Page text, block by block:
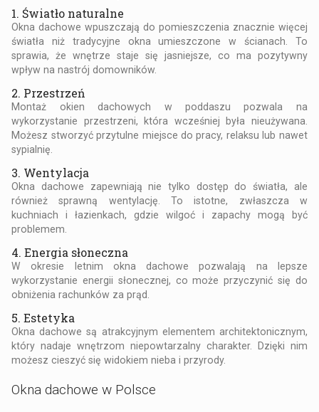
1. Światło naturalne
Okna dachowe wpuszczają do pomieszczenia znacznie więcej
światła niż tradycyjne okna umieszczone w ścianach. To
sprawia, że wnętrze staje się jasniejsze, co ma pozytywny
wpływ na nastrój domowników.
2. Przestrzeń
Montaż okien dachowych w poddaszu pozwala na
wykorzystanie przestrzeni, która wcześniej była nieużywana.
Możesz stworzyć przytulne miejsce do pracy, relaksu lub nawet
sypialnię.
3. Wentylacja
Okna dachowe zapewniają nie tylko dostęp do światła, ale
również sprawną wentylację. To istotne, zwłaszcza w
kuchniach i łazienkach, gdzie wilgoć i zapachy mogą być
problemem.
4. Energia słoneczna
W okresie letnim okna dachowe pozwalają na lepsze
wykorzystanie energii słonecznej, co może przyczynić się do
obniżenia rachunków za prąd.
5. Estetyka
Okna dachowe są atrakcyjnym elementem architektonicznym,
który nadaje wnętrzom niepowtarzalny charakter. Dzięki nim
możesz cieszyć się widokiem nieba i przyrody.
Okna dachowe w Polsce